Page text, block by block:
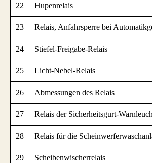
22 Hupenrelais
23 Relais, Anfahrsperre bei
24 Stiefel-Freigabe-Relais
25 Licht-Nebel-Relais
26 Abmessungen des Relais
27 Relais der Sicherheitsgurt-
28 Relais für die
29 Scheibenwischerrelais